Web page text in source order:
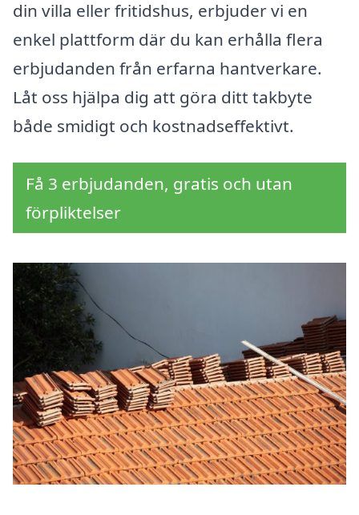
din villa eller fritidshus, erbjuder vi en
enkel plattform där du kan erhålla flera
erbjudanden från erfarna hantverkare.
Låt oss hjälpa dig att göra ditt takbyte
både smidigt och kostnadseffektivt.
Få 3 erbjudanden, gratis och utan
förpliktelser